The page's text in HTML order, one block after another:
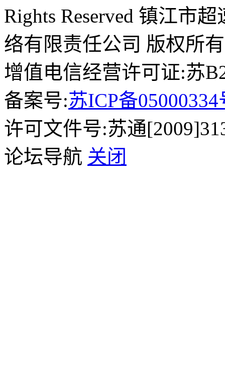
Rights Reserved 镇江市
络有限责任公司 版权所有
增值电信经营许可证:苏
备案号:苏ICP备05000334
许可文件号:苏通
论坛导航 关闭